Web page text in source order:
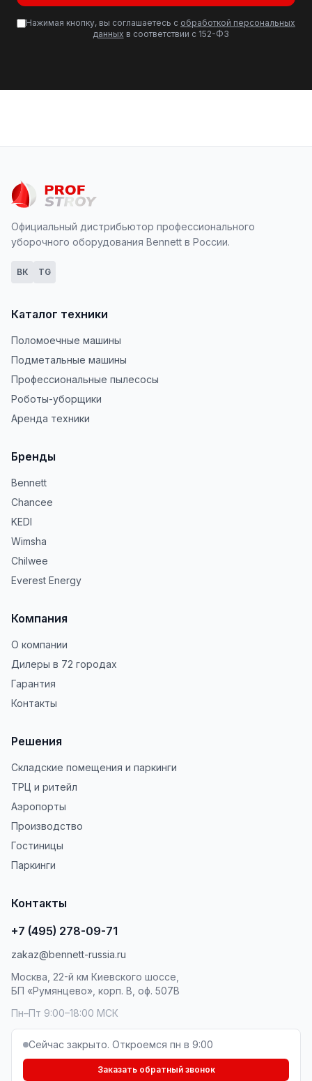
Нажимая кнопку, вы соглашаетесь с обработкой персональных
данных в соответствии с 152-ФЗ
Официальный дистрибьютор профессионального
уборочного оборудования Bennett в России.
ВК TG
Каталог техники
Поломоечные машины
Подметальные машины
Профессиональные пылесосы
Роботы-уборщики
Аренда техники
Бренды
Bennett
Chancee
KEDI
Wimsha
Chilwee
Everest Energy
Компания
О компании
Дилеры в 72 городах
Гарантия
Контакты
Решения
Складские помещения и паркинги
ТРЦ и ритейл
Аэропорты
Производство
Гостиницы
Паркинги
Контакты
+7 (495) 278-09-71
zakaz@bennett-russia.ru
Москва, 22-й км Киевского шоссе,
БП «Румянцево», корп. В, оф. 507В
Пн–Пт 9:00–18:00 МСК
Сейчас закрыто. Откроемся пн в 9:00
Заказать обратный звонок